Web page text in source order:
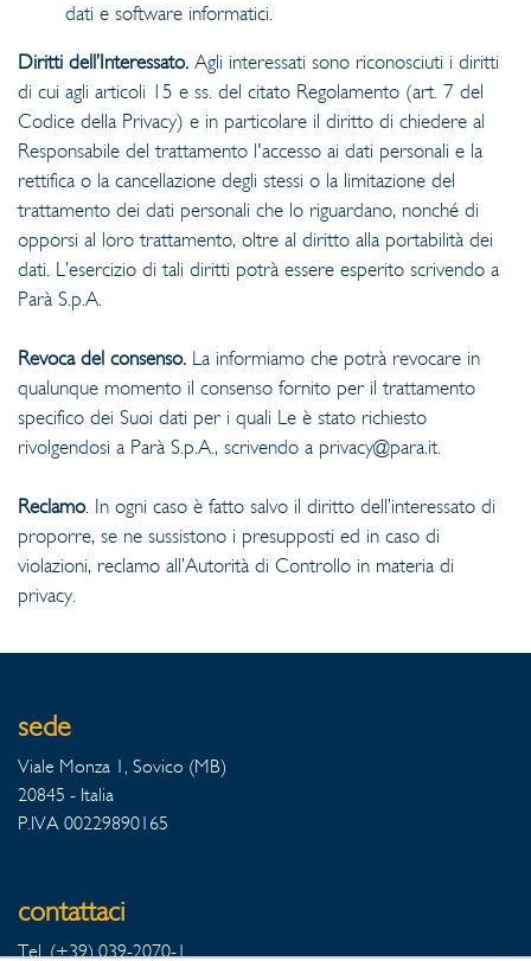
dati e software informatici.
Diritti dell’Interessato. Agli interessati sono riconosciuti i diritti
di cui agli articoli 15 e ss. del citato Regolamento (art. 7 del
Codice della Privacy) e in particolare il diritto di chiedere al
Responsabile del trattamento l'accesso ai dati personali e la
rettifica o la cancellazione degli stessi o la limitazione del
trattamento dei dati personali che lo riguardano, nonché di
opporsi al loro trattamento, oltre al diritto alla portabilità dei
dati. L’esercizio di tali diritti potrà essere esperito scrivendo a
Parà S.p.A.
Revoca del consenso. La informiamo che potrà revocare in
qualunque momento il consenso fornito per il trattamento
specifico dei Suoi dati per i quali Le è stato richiesto
rivolgendosi a Parà S.p.A., scrivendo a privacy@para.it.
Reclamo. In ogni caso è fatto salvo il diritto dell’interessato di
proporre, se ne sussistono i presupposti ed in caso di
violazioni, reclamo all’Autorità di Controllo in materia di
privacy.
sede
Viale Monza 1, Sovico (MB)
20845 - Italia
P.IVA 00229890165
contattaci
Tel. (+39) 039-2070-1